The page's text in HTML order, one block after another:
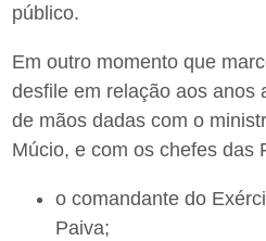
público.
Em outro momento que
desfile em relação aos anos
de mãos dadas com o
Múcio, e com os chefes das
o comandante do
Paiva;